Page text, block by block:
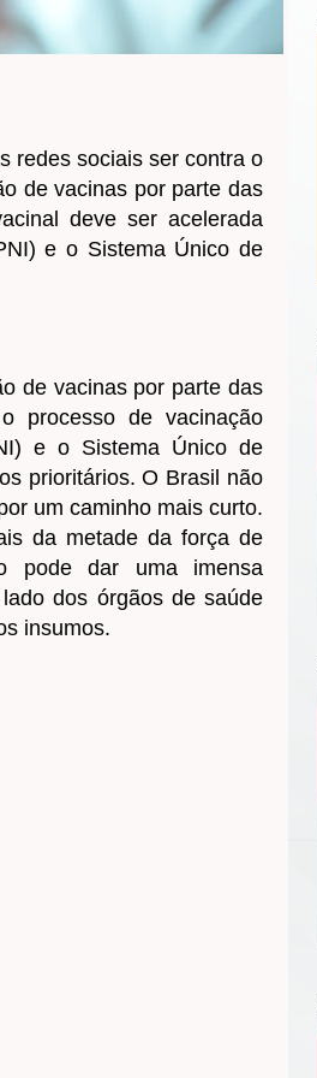
redes sociais ser contra o
de vacinas por parte das
deve ser acelerada
e o Sistema Único de
de vacinas por parte das
processo de vacinação
e o Sistema Único de
prioritários. O Brasil não
um caminho mais curto.
da metade da força de
pode dar uma imensa
dos órgãos de saúde
insumos.